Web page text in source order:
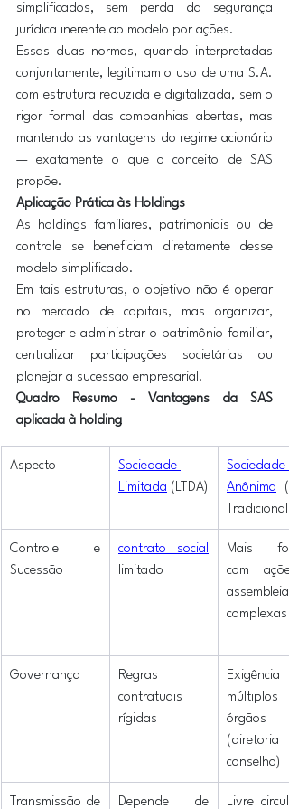
simplificados, sem perda da segurança
jurídica inerente ao modelo por ações.
Essas duas normas, quando interpretadas
conjuntamente, legitimam o uso de uma S.A.
com estrutura reduzida e digitalizada, sem o
rigor formal das companhias abertas, mas
mantendo as vantagens do regime acionário
— exatamente o que o conceito de SAS
propõe.
Aplicação Prática às Holdings
As holdings familiares, patrimoniais ou de
controle se beneficiam diretamente desse
modelo simplificado.
Em tais estruturas, o objetivo não é operar
no mercado de capitais, mas organizar,
proteger e administrar o patrimônio familiar,
centralizar participações societárias ou
planejar a sucessão empresarial.
Quadro Resumo - Vantagens da SAS
aplicada à holding
Aspecto
Sociedade
Limitada (LTDA)
Sociedade
Anônima
Tradicional
Controle e
Sucessão
contrato social
limitado
Mais
com
assembleias
complexas
Governança
Regras
contratuais
rígidas
múltiplos
órgãos
conselho)
Transmissão de Depende de Livre